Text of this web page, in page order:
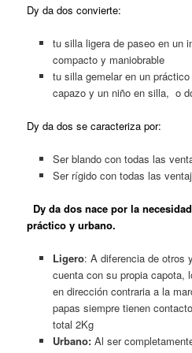
Dy da dos convierte:
tu silla ligera de paseo en un
compacto y maniobrable
tu silla gemelar en un
capazo y un niño en silla, o
Dy da dos se caracteriza por:
Ser blando con todas las
Ser rígido con todas las
Dy da dos nace por la
práctico y urbano.
Ligero: A diferencia de otros
cuenta con su propia capota,
en dirección contraria a la
papas siempre tienen
total 2Kg
Urbano:Al ser